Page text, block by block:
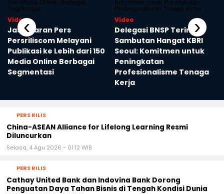
Video
Jasa Siaran Pers
Persriliscom Melayani
Publikasi ke Lebih dari 150
Media Online Berbagai
Segmentasi
Video
Delegasi BNSP Terima
Sambutan Hangat KBRI
Seoul: Komitmen untuk
Peningkatan
Profesionalisme Tenaga
Kerja
‹ ›
PERS RILIS
China-ASEAN Alliance for Lifelong Learning Resmi
Diluncurkan
Selasa, 4 Agu 2026 - 01:12 WIB
PERS RILIS
Cathay United Bank dan Indovina Bank Dorong
Penguatan Daya Tahan Bisnis di Tengah Kondisi Dunia